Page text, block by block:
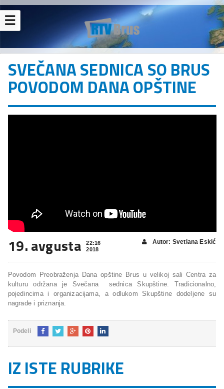
☰
SVEČANA SEDNICA SO BRUS
POVODOM DANA OPŠTINE
19. avgusta
22:16
2018
Autor: Svetlana Eskić
Povodom Preobraženja Dana opštine Brus u velikoj sali Centra za
kulturu održana je Svečana sednica Skupštine. Tradicionalno,
pojedincima i organizacijama, a odlukom Skupštine dodeljene su
nagrade i priznanja.
Podeli
IZ ISTE RUBRIKE